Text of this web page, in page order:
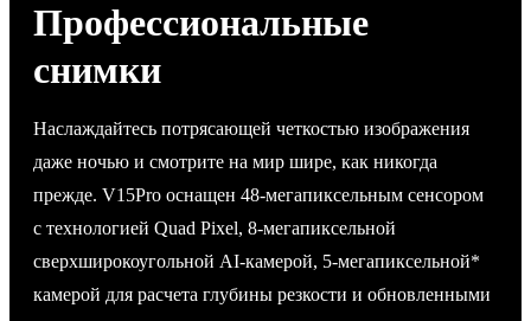
Профессиональные
снимки
Наслаждайтесь потрясающей четкостью изображения
даже ночью и смотрите на мир шире, как никогда
прежде. V15Pro оснащен 48-мегапиксельным сенсором
с технологией Quad Pixel, 8-мегапиксельной
сверхширокоугольной AI-камерой, 5-мегапиксельной*
камерой для расчета глубины резкости и обновленными